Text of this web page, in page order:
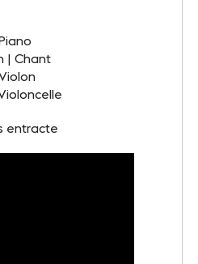
| Chant
entracte